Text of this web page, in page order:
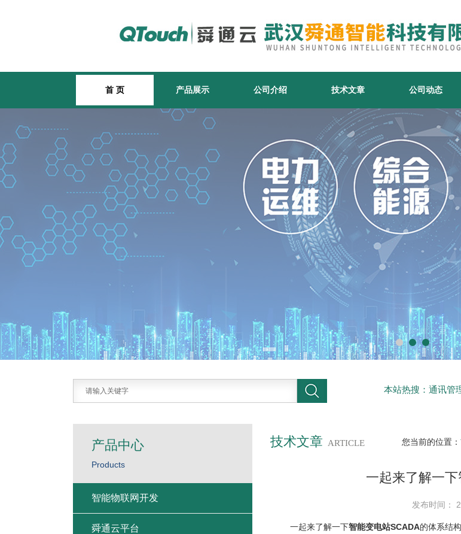
首 页 产品展示 公司介绍 技术文章 公司动态
本站热搜：通讯管
技术文章 ARTICLE 您当前的位置：
一起来了解一
发布时间：
一起来了解一下智能变电站SCADA的体系结构
产品中心
Products
智能物联网开发
舜通云平台